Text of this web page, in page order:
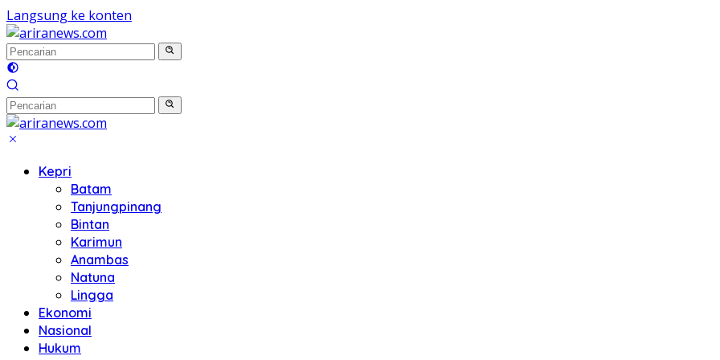
Langsung ke konten
Kepri
Batam
Tanjungpinang
Bintan
Karimun
Anambas
Natuna
Lingga
Ekonomi
Nasional
Hukum